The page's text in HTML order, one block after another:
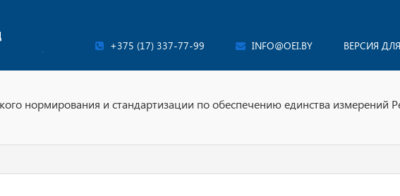
+375 (17) 337-77-99 INFO@OEI.BY ВЕРСИЯ
нормирования и стандартизации по обеспечению единства измерений